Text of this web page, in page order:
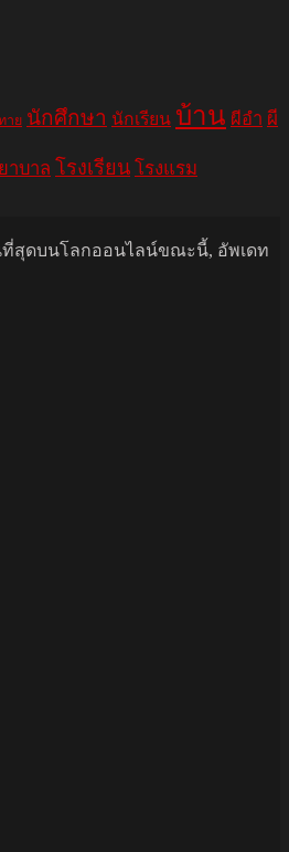
าย นักศึกษา นักเรียน บ้าน ผีอำ ผี
าบาล โรงเรียน โรงแรม
ที่สุดบนโลกออนไลน์ขณะนี้, อัพเดท